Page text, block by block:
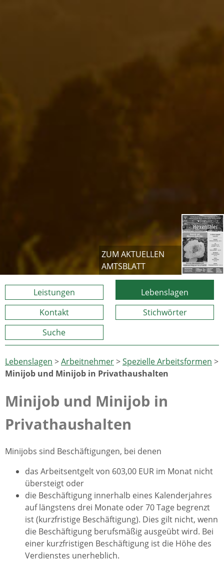
ZUM AKTUELLEN
AMTSBLATT
Leistungen
Lebenslagen
Kontakt
Stichwörter
Suche
Lebenslagen >Arbeitnehmer>Spezielle Arbeitsformen >
Minijob und Minijob in Privathaushalten
Minijob und Minijob in
Privathaushalten
Minijobs sind Beschäftigungen, bei denen
das Arbeitsentgelt von 603,00 EUR im Monat nicht
übersteigt oder
die Beschäftigung innerhalb eines Kalenderjahres
auf längstens drei Monate oder 70 Tage begrenzt
ist (kurzfristige Beschäftigung). Dies gilt nicht, wenn
die Beschäftigung berufsmäßig ausgeübt wird. Bei
einer kurzfristigen Beschäftigung ist die Höhe des
Verdienstes unerheblich.